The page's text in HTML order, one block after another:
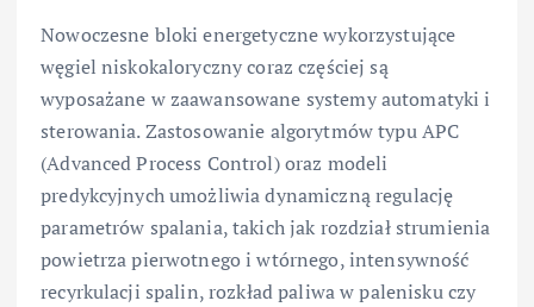
Nowoczesne bloki energetyczne wykorzystujące
węgiel niskokaloryczny coraz częściej są
wyposażane w zaawansowane systemy automatyki i
sterowania. Zastosowanie algorytmów typu APC
(Advanced Process Control) oraz modeli
predykcyjnych umożliwia dynamiczną regulację
parametrów spalania, takich jak rozdział strumienia
powietrza pierwotnego i wtórnego, intensywność
recyrkulacji spalin, rozkład paliwa w palenisku czy